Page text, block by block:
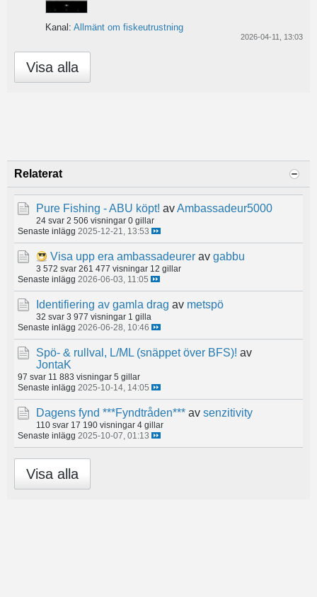
Kanal: Allmänt om fiskeutrustning
2026-04-11, 13:03
Visa alla
Relaterat
Pure Fishing - ABU köpt! avAmbassadeur5000
24 svar 2 506 visningar 0 gillar
Senaste inlägg 2025-12-21, 13:53
Visa upp era ambassadeurer av gabbu
3 572 svar 261 477 visningar 12 gillar
Senaste inlägg 2026-06-03, 11:05
Identifiering av gamla drag av metspö
32 svar 3 977 visningar 1 gilla
Senaste inlägg 2026-06-28, 10:46
Spö- & rullval, L/ML (snäppet över BFS)! av
JontaK
97 svar 11 883 visningar 5 gillar
Senaste inlägg 2025-10-14, 14:05
Dagens fynd ***Fyndtråden*** av senzitivity
110 svar 17 190 visningar 4 gillar
Senaste inlägg 2025-10-07, 01:13
Visa alla